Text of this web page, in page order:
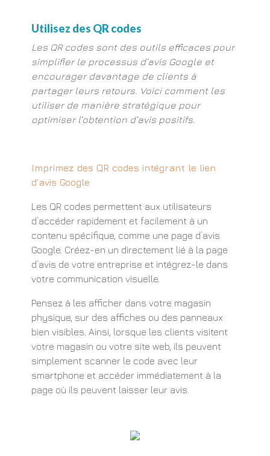
Utilisez des QR codes
Les QR codes sont des outils efficaces pour
simplifier le processus d’avis Google et
encourager davantage de clients à
partager leurs retours. Voici comment les
utiliser de manière stratégique pour
optimiser l’obtention d’avis positifs.
Imprimez des QR codes intégrant le lien
d’avis Google
Les QR codes permettent aux utilisateurs
d’accéder rapidement et facilement à un
contenu spécifique, comme une page d’avis
Google. Créez-en un directement lié à la page
d’avis de votre entreprise et intégrez-le dans
votre communication visuelle.
Pensez à les afficher dans votre magasin
physique, sur des affiches ou des panneaux
bien visibles. Ainsi, lorsque les clients visitent
votre magasin ou votre site web, ils peuvent
simplement scanner le code avec leur
smartphone et accéder immédiatement à la
page où ils peuvent laisser leur avis.